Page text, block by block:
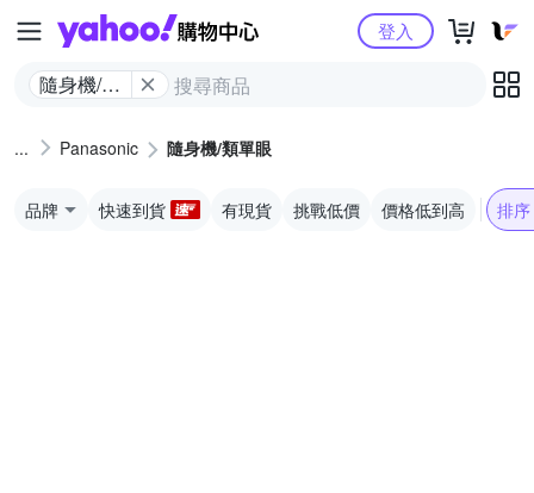
Yahoo購物中心
隨身機/類
登入
Panasonic 隨身機/類單眼
品牌 快速到貨 有現貨 挑戰低價 價格低到高 排序